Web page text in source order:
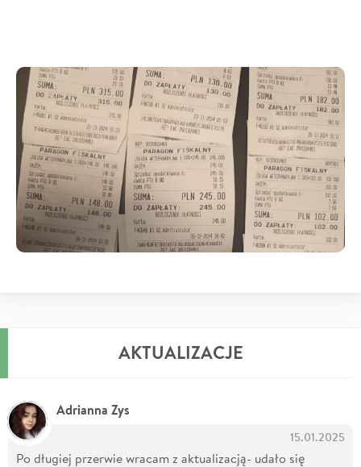
AKTUALIZACJE
Adrianna Zys
15.01.2025
Po długiej przerwie wracam z aktualizacją- udało się